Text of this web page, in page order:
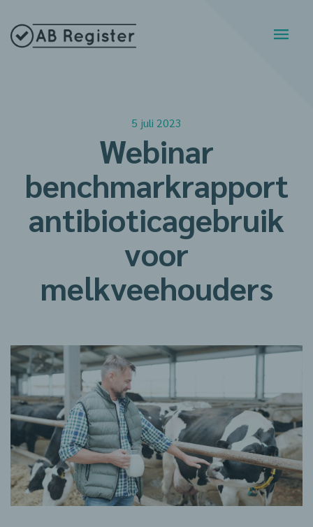
5 juli 2023
Webinar
benchmarkrapport
antibioticagebruik
voor
melkveehouders